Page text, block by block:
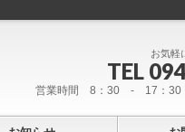
お気軽
TEL
営業時間 8：30 - 17：30【